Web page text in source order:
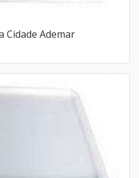
Cidade Ademar